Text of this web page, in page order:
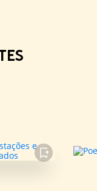
FAVORITO